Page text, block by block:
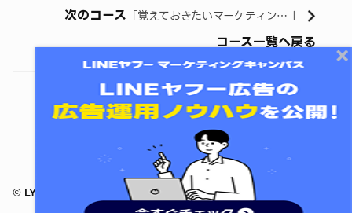
コース一覧へ戻る
次のコース 「 覚えておきたいマーケティング（広告）基礎知識 」
コースをシェアする
© LY Corporation